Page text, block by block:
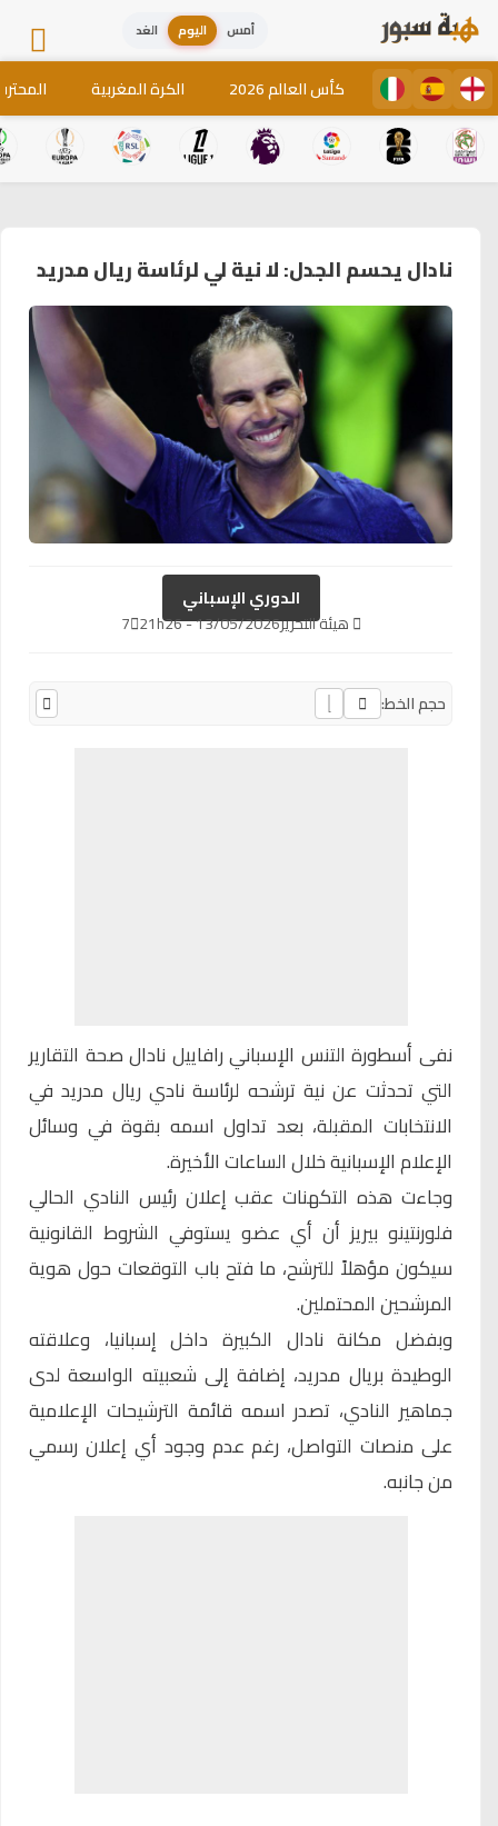
أمس اليوم الغد
كأس العالم 2026 الكرة المغربية
نادال يحسم الجدل: لا نية لي لرئاسة ريال مدريد
الدوري الإسباني
هيئة التحرير13/05/2026 - 21h26
7
حجم الخط:
نفى أسطورة التنس الإسبانيرافاييل نادالصحة التقارير
التي تحدثت عن نية ترشحه لرئاسة نادي ريال مدريد في
الانتخابات المقبلة، بعد تداول اسمه بقوة في وسائل
الإعلام الإسبانية خلال الساعات الأخيرة.
وجاءت هذه التكهنات عقب إعلان رئيس النادي الحالي
فلورنتينو بيريز أن أي عضو يستوفي الشروط القانونية
سيكون مؤهلاً للترشح، ما فتح باب التوقعات حول هوية
المرشحين المحتملين.
وبفضل مكانة نادال الكبيرة داخل إسبانيا، وعلاقته
الوطيدة بريال مدريد، إضافة إلى شعبيته الواسعة لدى
جماهير النادي، تصدر اسمه قائمة الترشيحات الإعلامية
على منصات التواصل، رغم عدم وجود أي إعلان رسمي
من جانبه.